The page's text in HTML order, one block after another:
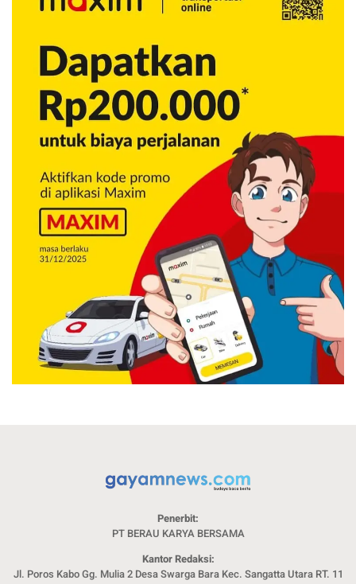
Penerbit:
PT BERAU KARYA BERSAMA
Kantor Redaksi:
Jl. Poros Kabo Gg. Mulia 2 Desa Swarga Bara Kec. Sangatta Utara RT. 11